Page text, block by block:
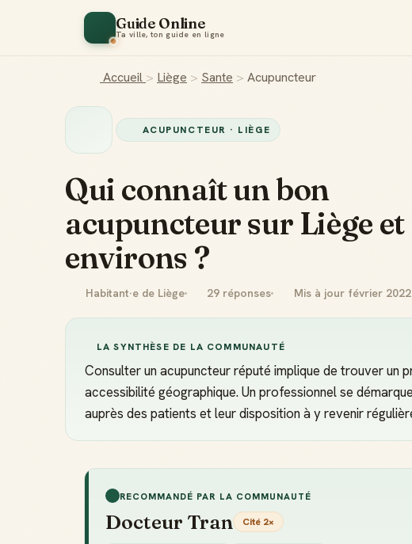
Guide Online
Ta ville, ton guide en ligne
Accueil > Liège > Sante > Acupuncteur
ACUPUNCTEUR · LIÈGE
Qui connaît un bon
acupuncteur sur Liège et
environs ?
Habitant·e de Liège 29 réponses Mis à jour février 2022
LA SYNTHÈSE DE LA COMMUNAUTÉ
Consulter un acupuncteur réputé implique de trouver
accessibilité géographique. Un professionnel se
auprès des patients et leur disposition à y revenir
RECOMMANDÉ PAR LA COMMUNAUTÉ
Docteur Tran Cité 2×